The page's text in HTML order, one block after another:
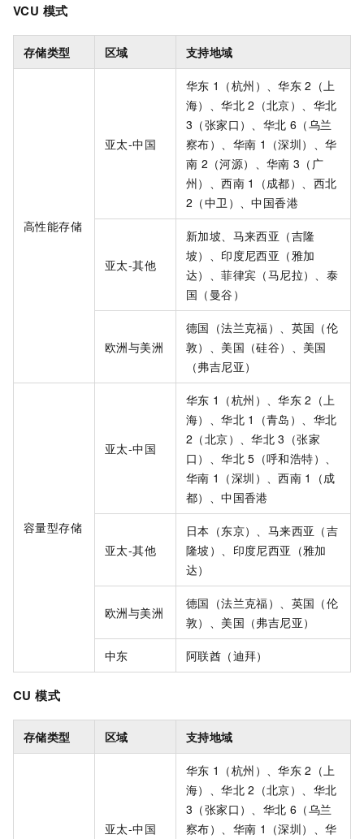
VCU 模式
存储类型 区域 支持地域
高性能存储
亚太-中国
华东 1（杭州）、华东 2（上
海）、华北 2（北京）、华北
3（张家口）、华北 6（乌兰
察布）、华南 1（深圳）、华
南 2（河源）、华南 3（广
州）、西南 1（成都）、西北
2（中卫）、中国香港
亚太-其他
新加坡、马来西亚（吉隆
坡）、印度尼西亚（雅加
达）、菲律宾（马尼拉）、泰
国（曼谷）
欧洲与美洲
德国（法兰克福）、英国（伦
敦）、美国（硅谷）、美国
（弗吉尼亚）
容量型存储
亚太-中国
华东 1（杭州）、华东 2（上
海）、华北 1（青岛）、华北
2（北京）、华北 3（张家
口）、华北 5（呼和浩特）、
华南 1（深圳）、西南 1（成
都）、中国香港
亚太-其他
日本（东京）、马来西亚（吉
隆坡）、印度尼西亚（雅加
达）
欧洲与美洲
德国（法兰克福）、英国（伦
敦）、美国（弗吉尼亚）
中东 阿联酋（迪拜）
CU 模式
存储类型 区域 支持地域
亚太-中国
华东 1（杭州）、华东 2（上
海）、华北 2（北京）、华北
3（张家口）、华北 6（乌兰
察布）、华南 1（深圳）、华